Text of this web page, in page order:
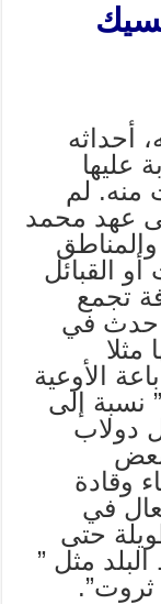
أحداثه
عليها
منه. لم
عهد محمد
القبائل
تجمع
حدث في
مثلا
الأوعية
نسبة إلى
دولاب
بعض
وقادة
في
حتى
مثل ”